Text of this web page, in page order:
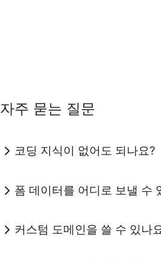
자주 묻는 질문
코딩 지식이 없어도 되나요?
폼 데이터를 어디로 보낼 수
커스텀 도메인을 쓸 수 있나